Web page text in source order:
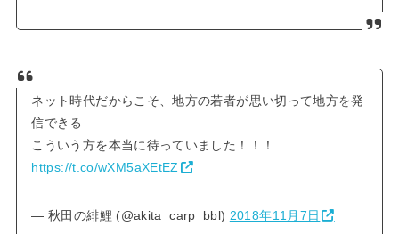
ネット時代だからこそ、地方の若者が思い切って地方を発
信できる
こういう方を本当に待っていました！！！
https://t.co/wXM5aXEtEZ
— 秋田の緋鯉 (@akita_carp_bbl) 2018年11月7日